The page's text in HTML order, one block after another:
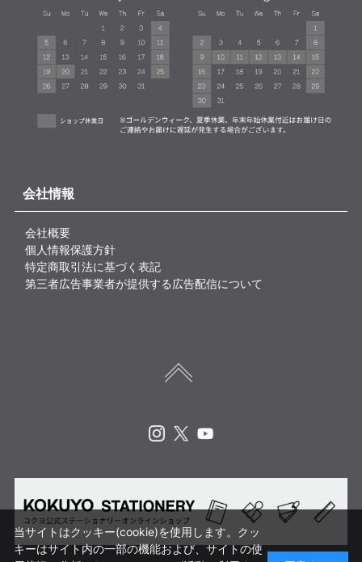
会社情報
会社概要
個人情報保護方針
特定商取引法に基づく表記
第三者広告事業者が提供する広告配信について
当サイトはクッキー(cookie)を使用します。クッ
キーはサイト内の一部の機能および、サイトの使